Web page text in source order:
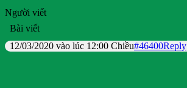
Người viết
Bài viết
12/03/2020 vào lúc 12:00 Chiều#46400Reply